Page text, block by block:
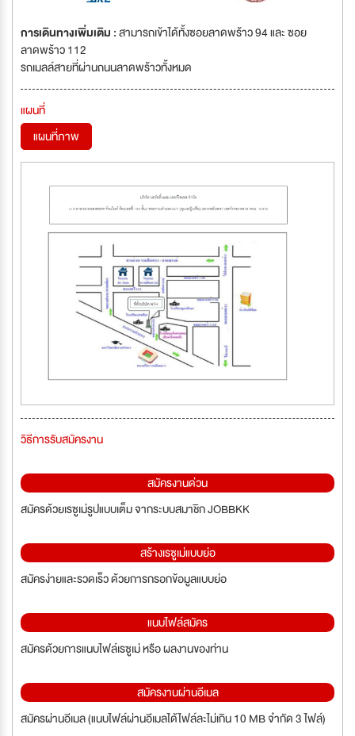
การเดินทางเพิ่มเติม :สามารถเข้าได้ทั้งซอยลาดพร้าว 94 และ ซอย
ลาดพร้าว 112
รถเมลล์สายที่ผ่านถนนลาดพร้าวทั้งหมด
แผนที่
แผนที่ภาพ
วิธีการรับสมัครงาน
สมัครงานด่วน
สมัครด้วยเรซูเม่รูปแบบเต็ม จากระบบสมาชิก JOBBKK
สร้างเรซูเม่แบบย่อ
สมัครง่ายและรวดเร็ว ด้วยการกรอกข้อมูลแบบย่อ
แนบไฟล์สมัคร
สมัครด้วยการแนบไฟล์เรซูเม่ หรือ ผลงานของท่าน
สมัครงานผ่านอีเมล
สมัครผ่านอีเมล (แนบไฟล์ผ่านอีเมลได้ไฟล์ละไม่เกิน 10 MB จำกัด 3 ไฟล์)